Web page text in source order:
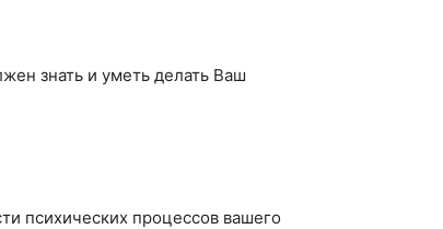
знать и уметь делать Ваш
психических процессов вашего